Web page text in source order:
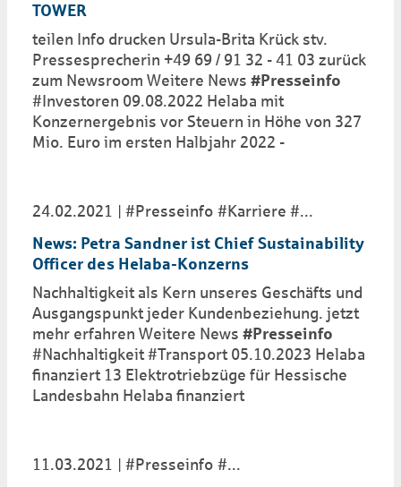
TOWER
teilen Info drucken Ursula-Brita Krück stv.
Pressesprecherin +49 69 / 91 32 - 41 03 zurück
zum Newsroom Weitere News #Presseinfo
#Investoren 09.08.2022 Helaba mit
Konzernergebnis vor Steuern in Höhe von 327
Mio. Euro im ersten Halbjahr 2022 -
24.02.2021 #Presseinfo #Karriere
...
News: Petra Sandner ist Chief Sustainability
Officer des Helaba-Konzerns
Nachhaltigkeit als Kern unseres Geschäfts und
Ausgangspunkt jeder Kundenbeziehung. jetzt
mehr erfahren Weitere News #Presseinfo
#Nachhaltigkeit #Transport 05.10.2023 Helaba
finanziert 13 Elektrotriebzüge für Hessische
Landesbahn Helaba finanziert
11.03.2021 #Presseinfo
...